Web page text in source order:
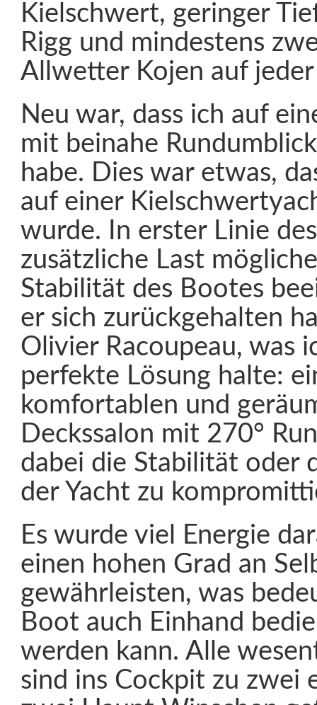
Kielschwert, geringer
Rigg und mindestens
Allwetter Kojen auf jeder
Neu war, dass ich auf
mit beinahe
habe. Dies war etwas,
auf einer
wurde. In erster Linie
zusätzliche Last
Stabilität des Bootes
er sich zurückgehalten
Olivier Racoupeau, was
perfekte Lösung halte:
komfortablen und
Deckssalon mit 270°
dabei die Stabilität oder
der Yacht zu
Es wurde viel Energie
einen hohen Grad an
gewährleisten, was
Boot auch Einhand
werden kann. Alle
sind ins Cockpit zu zwei